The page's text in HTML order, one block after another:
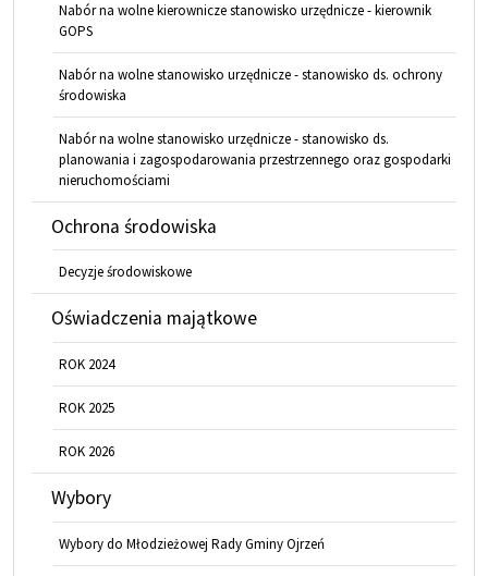
Nabór na wolne kierownicze stanowisko urzędnicze - kierownik
GOPS
Nabór na wolne stanowisko urzędnicze - stanowisko ds. ochrony
środowiska
Nabór na wolne stanowisko urzędnicze - stanowisko ds.
planowania i zagospodarowania przestrzennego oraz gospodarki
nieruchomościami
Ochrona środowiska
Decyzje środowiskowe
Oświadczenia majątkowe
ROK 2024
ROK 2025
ROK 2026
Wybory
Wybory do Młodzieżowej Rady Gminy Ojrzeń